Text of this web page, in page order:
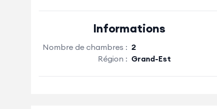
Informations
Nombre de chambres : 2
Région : Grand-Est